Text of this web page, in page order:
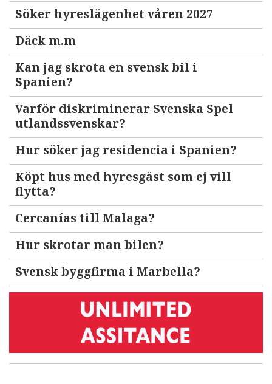
Söker hyreslägenhet våren 2027
Däck m.m
Kan jag skrota en svensk bil i
Spanien?
Varför diskriminerar Svenska Spel
utlandssvenskar?
Hur söker jag residencia i Spanien?
Köpt hus med hyresgäst som ej vill
flytta?
Cercanías till Malaga?
Hur skrotar man bilen?
Svensk byggfirma i Marbella?